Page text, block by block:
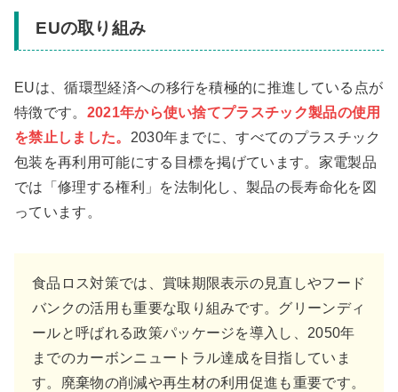
EUの取り組み
EUは、循環型経済への移行を積極的に推進している点が
特徴です。 2021年から使い捨てプラスチック製品の使用
を禁止しました。 2030年までに、すべてのプラスチック
包装を再利用可能にする目標を掲げています。家電製品
では「修理する権利」を法制化し、製品の長寿命化を図
っています。
食品ロス対策では、賞味期限表示の見直しやフード
バンクの活用も重要な取り組みです。グリーンディ
ールと呼ばれる政策パッケージを導入し、2050年
までのカーボンニュートラル達成を目指していま
す。廃棄物の削減や再生材の利用促進も重要です。